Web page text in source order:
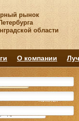
рынок
области
О компании
Комнат
Комнат